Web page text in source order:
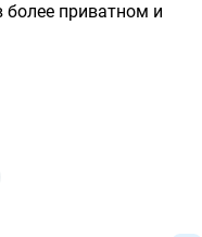
приватном и